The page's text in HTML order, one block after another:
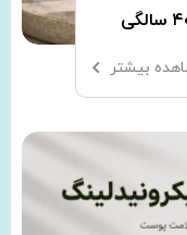
بیشتر